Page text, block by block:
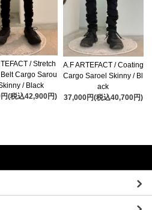
/ Stretch
Cargo Sarou
/ Black
(税込42,900円)
A.F ARTEFACT / Coating
Cargo Saroel Skinny / Bl
ack
37,000円(税込40,700円)